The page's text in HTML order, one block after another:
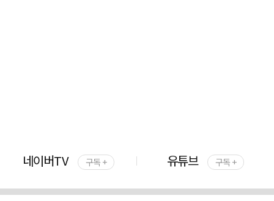
네이버TV 구독 + 유튜브 구독 +